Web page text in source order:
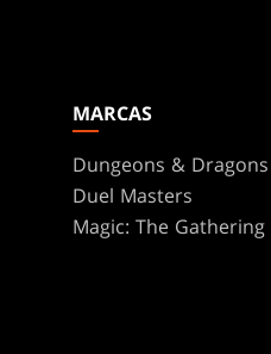
MARCAS
Dungeons & Dragons
Duel Masters
Magic: The Gathering